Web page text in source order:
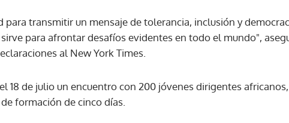
para transmitir un mensaje de tolerancia, inclusión y
para afrontar desafíos evidentes en todo el mundo",
al New York Times.
18 de julio un encuentro con 200 jóvenes dirigentes
formación de cinco días.